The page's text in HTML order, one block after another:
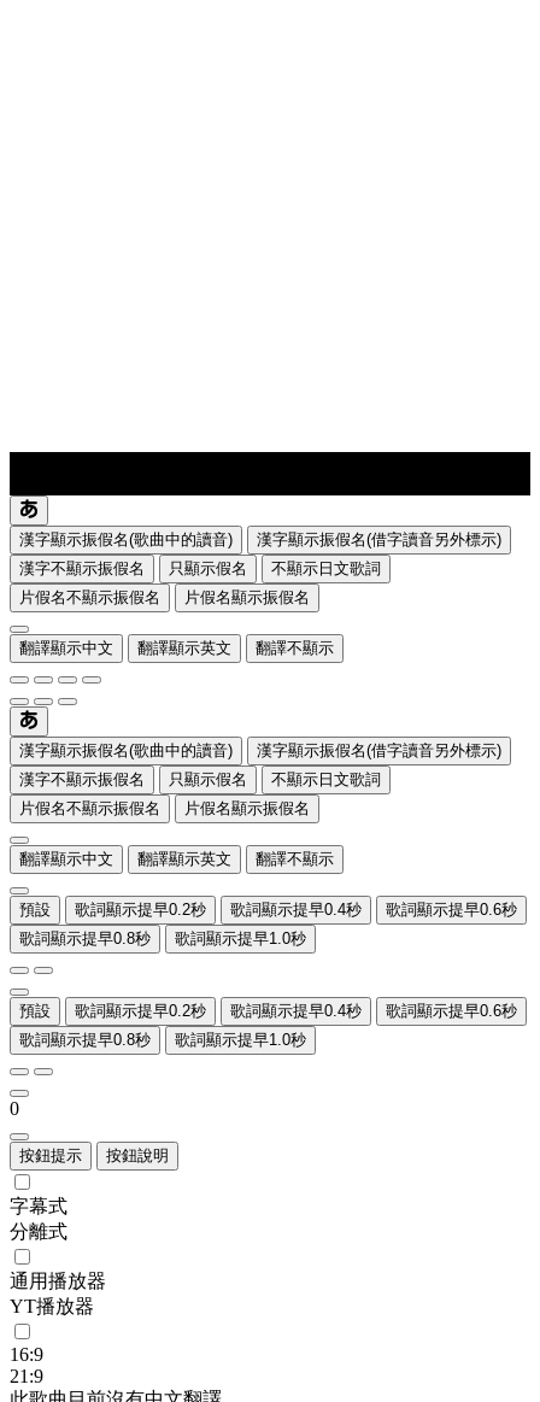
漢字顯示振假名(歌曲中的讀音)
漢字顯示振假名(借字讀音另外標示)
漢字不顯示振假名
只顯示假名
不顯示日文歌詞
片假名不顯示振假名
片假名顯示振假名
翻譯顯示中文 翻譯顯示英文 翻譯不顯示
漢字顯示振假名(歌曲中的讀音)
漢字顯示振假名(借字讀音另外標示)
漢字不顯示振假名
只顯示假名
不顯示日文歌詞
片假名不顯示振假名
片假名顯示振假名
翻譯顯示中文 翻譯顯示英文 翻譯不顯示
預設 歌詞顯示提早0.2秒 歌詞顯示提早0.4秒
歌詞顯示提早0.6秒
歌詞顯示提早0.8秒
歌詞顯示提早1.0秒
預設 歌詞顯示提早0.2秒 歌詞顯示提早0.4秒
歌詞顯示提早0.6秒
歌詞顯示提早0.8秒
歌詞顯示提早1.0秒
0
按鈕提示 按鈕說明
字幕式
分離式
通用播放器
YT播放器
16:9
21:9